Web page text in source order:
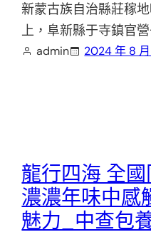
新蒙古族自治縣莊稼
上，阜新縣于寺鎮官
admin 2024 年 8 月
龍行四海 全
濃濃年味中感
魅力_中查包